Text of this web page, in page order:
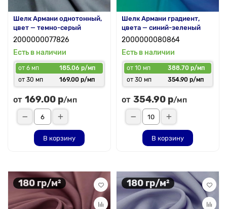
Шелк Армани однотонный,
цвет — темно-серый
2000000077826
Есть в наличии
от 6 мп
185.06 р/мп
от 30 мп
169.00 р/мп
от 169.00 р/мп
В корзину
Шелк Армани градиент,
цвета — синий-зеленый
2000000080864
Есть в наличии
от 10 мп
388.70 р/мп
от 30 мп
354.90 р/мп
от 354.90 р/мп
В корзину
180 гр/м² 180 гр/м²